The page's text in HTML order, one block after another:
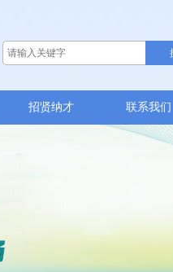
招贤纳才 联系我们